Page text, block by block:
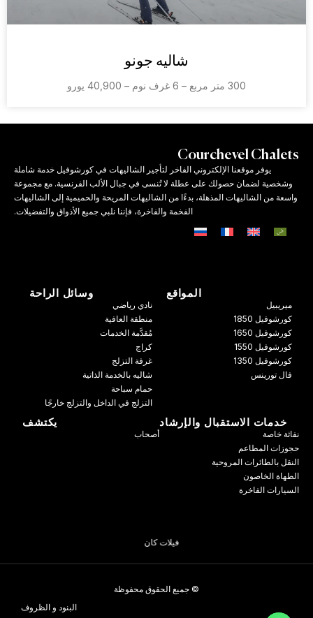
شاليه جونو
300 متر مربع – 6 غرف نوم – 40,900 يورو
Courchevel Chalets
يوفر موقعنا الإلكتروني الفاخر لتأجير الشاليهات في كورشوفيل خدمة شاملة
وشخصية لضمان حصولك على عطلة لا تُنسى في جبال الألب الفرنسية. مع مجموعة
واسعة من الشاليهات المذهلة، بدءًا من الشاليهات المريحة والحميمية إلى الشاليهات
الفخمة والفاخرة، فإننا نلبي جميع الأذواق والتفضيلات.
المواقع
ميريبيل
كورشوفيل 1850
كورشوفيل 1650
كورشوفيل 1550
كورشوفيل 1350
فال تورينس
وسائل الراحة
نادي رياضي
منطقة العافية
مُقدَّمة الخدمات
كراج
غرفة التزلج
شاليه بالخدمة الذاتية
حمام سباحة
التزلج في الداخل والتزلج خارجًا
خدمات الاستقبال والإرشاد
نفاثة خاصة
حجوزات المطاعم
النقل بالطائرات المروحية
الطهاة الخاصون
السيارات الفاخرة
يكتشف
أصحاب
© جميع الحقوق محفوظة
البنود و الظروف